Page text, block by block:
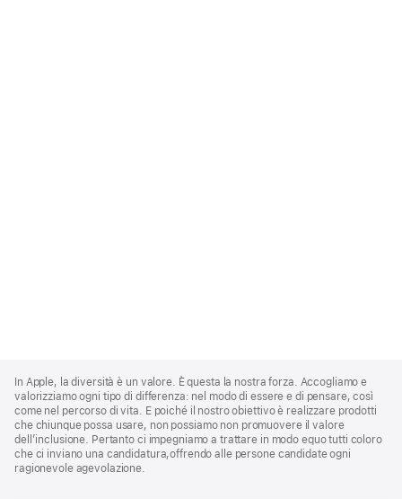
Footer
In Apple, la diversità è un valore. È questa la nostra forza. Accogliamo e
valorizziamo ogni tipo di differenza: nel modo di essere e di pensare, così
come nel percorso di vita. E poiché il nostro obiettivo è realizzare prodotti
che chiunque possa usare, non possiamo non promuovere il valore
dell’inclusione. Pertanto ci impegniamo a trattare in modo equo tutti coloro
che ci inviano una candidatura,offrendo alle persone candidate ogni
ragionevole agevolazione.